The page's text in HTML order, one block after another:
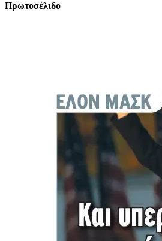
Πρωτοσέλιδο